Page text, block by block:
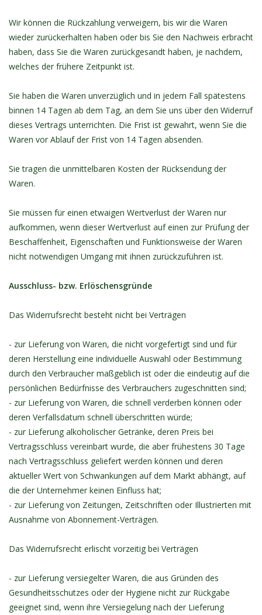
Wir können die Rückzahlung verweigern, bis wir die Waren
wieder zurückerhalten haben oder bis Sie den Nachweis erbracht
haben, dass Sie die Waren zurückgesandt haben, je nachdem,
welches der frühere Zeitpunkt ist.
Sie haben die Waren unverzüglich und in jedem Fall spätestens
binnen 14 Tagen ab dem Tag, an dem Sie uns über den Widerruf
dieses Vertrags unterrichten. Die Frist ist gewahrt, wenn Sie die
Waren vor Ablauf der Frist von 14 Tagen absenden.
Sie tragen die unmittelbaren Kosten der Rücksendung der
Waren.
Sie müssen für einen etwaigen Wertverlust der Waren nur
aufkommen, wenn dieser Wertverlust auf einen zur Prüfung der
Beschaffenheit, Eigenschaften und Funktionsweise der Waren
nicht notwendigen Umgang mit ihnen zurückzuführen ist.
Ausschluss- bzw. Erlöschensgründe
Das Widerrufsrecht besteht nicht bei Verträgen
- zur Lieferung von Waren, die nicht vorgefertigt sind und für
deren Herstellung eine individuelle Auswahl oder Bestimmung
durch den Verbraucher maßgeblich ist oder die eindeutig auf die
persönlichen Bedürfnisse des Verbrauchers zugeschnitten sind;
- zur Lieferung von Waren, die schnell verderben können oder
deren Verfallsdatum schnell überschritten würde;
- zur Lieferung alkoholischer Getränke, deren Preis bei
Vertragsschluss vereinbart wurde, die aber frühestens 30 Tage
nach Vertragsschluss geliefert werden können und deren
aktueller Wert von Schwankungen auf dem Markt abhängt, auf
die der Unternehmer keinen Einfluss hat;
- zur Lieferung von Zeitungen, Zeitschriften oder Illustrierten mit
Ausnahme von Abonnement-Verträgen.
Das Widerrufsrecht erlischt vorzeitig bei Verträgen
- zur Lieferung versiegelter Waren, die aus Gründen des
Gesundheitsschutzes oder der Hygiene nicht zur Rückgabe
geeignet sind, wenn ihre Versiegelung nach der Lieferung